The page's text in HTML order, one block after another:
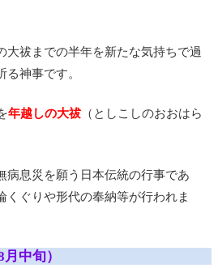
大祓までの半年を新たな気持ちで過
神事です。
年越しの大祓（としこしのおおはら
病息災を願う日本伝統の行事であ
くぐりや形代の奉納等が行われま
中旬）